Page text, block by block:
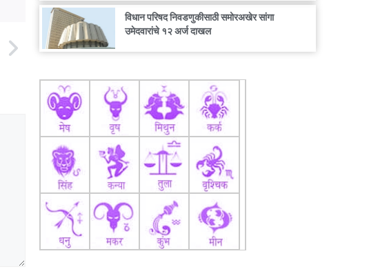
विधान परिषद निवडणुकीसाठी समोरअखेर सांगा
उमेदवारांचे १२ अर्ज दाखल